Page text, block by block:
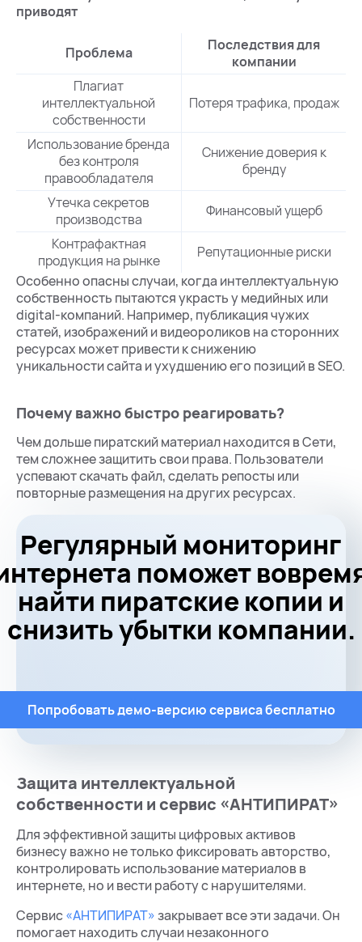
приводят
Проблема
Последствия для
компании
Плагиат
интеллектуальной
собственности
Потеря трафика, продаж
Использование бренда
без контроля
правообладателя
Снижение доверия к
бренду
Утечка секретов
производства
Финансовый ущерб
Контрафактная
продукция на рынке
Репутационные риски
Особенно опасны случаи, когда интеллектуальную
собственность пытаются украсть у медийных или
digital-компаний. Например, публикация чужих
статей, изображений и видеороликов на сторонних
ресурсах может привести к снижению
уникальности сайта и ухудшению его позиций в SEO.
Почему важно быстро реагировать?
Чем дольше пиратский материал находится в Сети,
тем сложнее защитить свои права. Пользователи
успевают скачать файл, сделать репосты или
повторные размещения на других ресурсах.
Регулярный мониторинг
поможет
найти пиратские копии и
снизить убытки компании.
Попробовать демо-версию сервиса бесплатно
Защита интеллектуальной
собственности и сервис «АНТИПИРАТ»
Для эффективной защиты цифровых активов
бизнесу важно не только фиксировать авторство,
контролировать использование материалов в
интернете, но и вести работу с нарушителями.
Сервис«АНТИПИРАТ»закрывает все эти задачи. Он
помогает находить случаи незаконного